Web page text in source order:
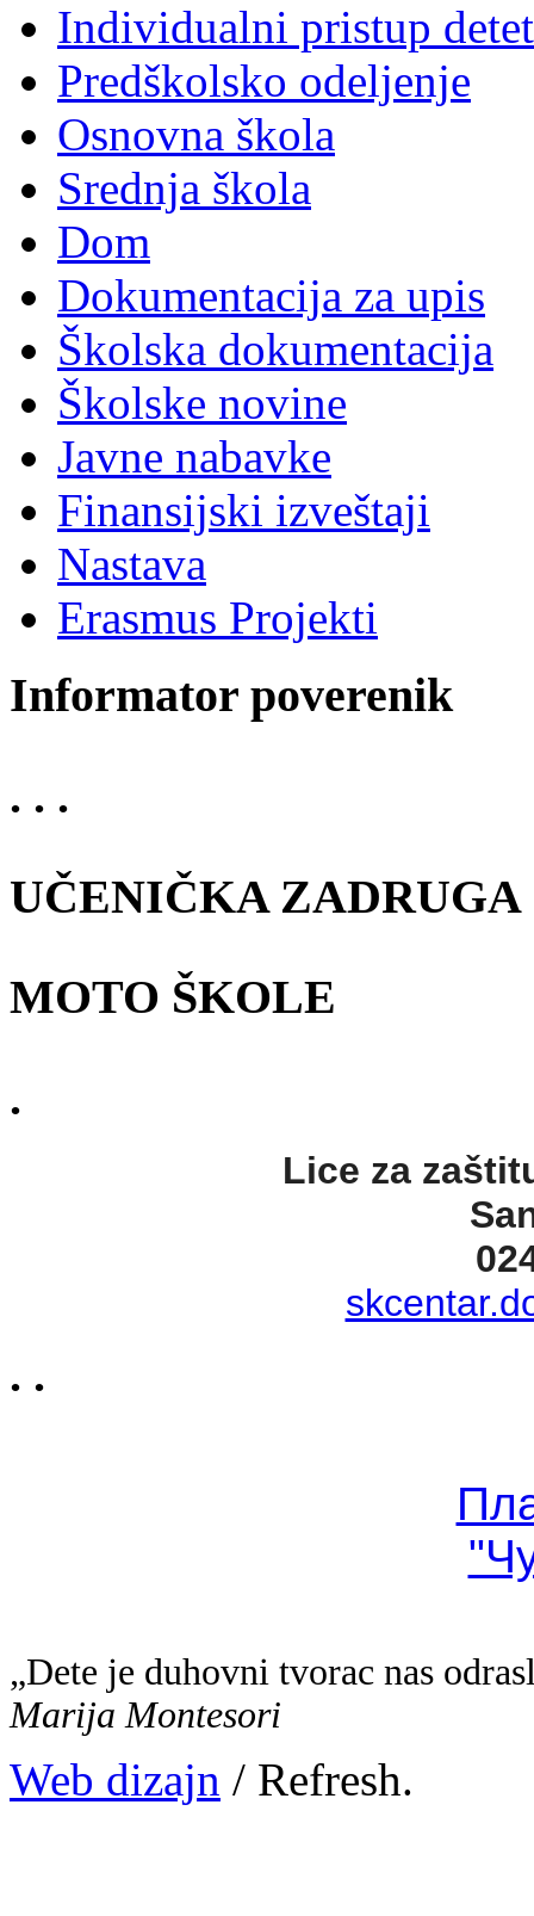
Individualni pristup
Predškolsko odeljenje
Osnovna škola
Srednja škola
Dom
Dokumentacija za upis
Školska dokumentacija
Školske novine
Javne nabavke
Finansijski izveštaji
Nastava
Erasmus Projekti
Informator poverenik
. . .
UČENIČKA ZADRUGA
MOTO ŠKOLE
.
Lice za
. .
„Dete je duhovni tvorac nas
Marija Montesori
Web dizajn / Refresh.